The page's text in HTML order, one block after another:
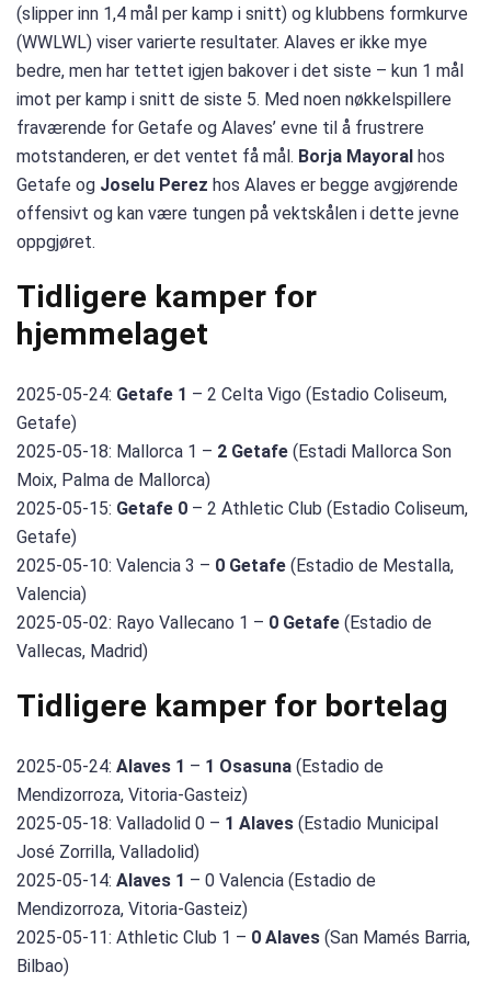
(slipper inn 1,4 mål per kamp i snitt) og klubbens formkurve
(WWLWL) viser varierte resultater. Alaves er ikke mye
bedre, men har tettet igjen bakover i det siste – kun 1 mål
imot per kamp i snitt de siste 5. Med noen nøkkelspillere
fraværende for Getafe og Alaves’ evne til å frustrere
motstanderen, er det ventet få mål. Borja Mayoral hos
Getafe og Joselu Perez hos Alaves er begge avgjørende
offensivt og kan være tungen på vektskålen i dette jevne
oppgjøret.
Tidligere kamper for
hjemmelaget
2025-05-24: Getafe 1 – 2 Celta Vigo (Estadio Coliseum,
Getafe)
2025-05-18: Mallorca 1 – 2 Getafe (Estadi Mallorca Son
Moix, Palma de Mallorca)
2025-05-15: Getafe 0 – 2 Athletic Club (Estadio Coliseum,
Getafe)
2025-05-10: Valencia 3 – 0 Getafe (Estadio de Mestalla,
Valencia)
2025-05-02: Rayo Vallecano 1 – 0 Getafe (Estadio de
Vallecas, Madrid)
Tidligere kamper for bortelag
2025-05-24: Alaves 1 – 1 Osasuna (Estadio de
Mendizorroza, Vitoria-Gasteiz)
2025-05-18: Valladolid 0 – 1 Alaves (Estadio Municipal
José Zorrilla, Valladolid)
2025-05-14: Alaves 1 – 0 Valencia (Estadio de
Mendizorroza, Vitoria-Gasteiz)
2025-05-11: Athletic Club 1 – 0 Alaves (San Mamés Barria,
Bilbao)